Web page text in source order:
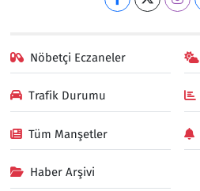
Nöbetçi Eczaneler
Trafik Durumu
Tüm Manşetler
Haber Arşivi